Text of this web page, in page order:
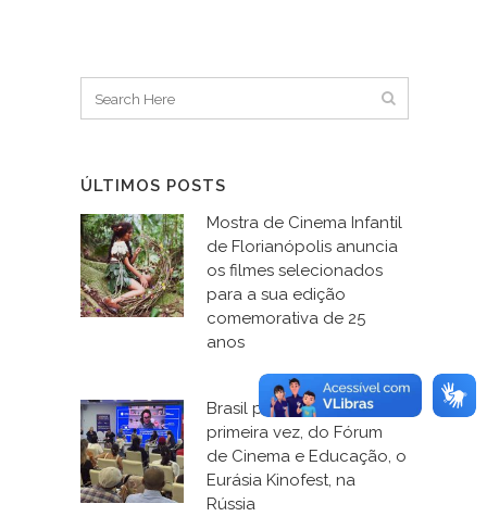
ÚLTIMOS POSTS
Mostra de Cinema Infantil
de Florianópolis anuncia
os filmes selecionados
para a sua edição
comemorativa de 25
anos
Brasil participa, pela
primeira vez, do Fórum
de Cinema e Educação, o
Eurásia Kinofest, na
Rússia